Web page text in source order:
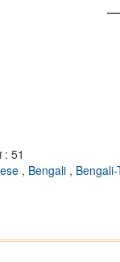
—
51
, Bengali ,